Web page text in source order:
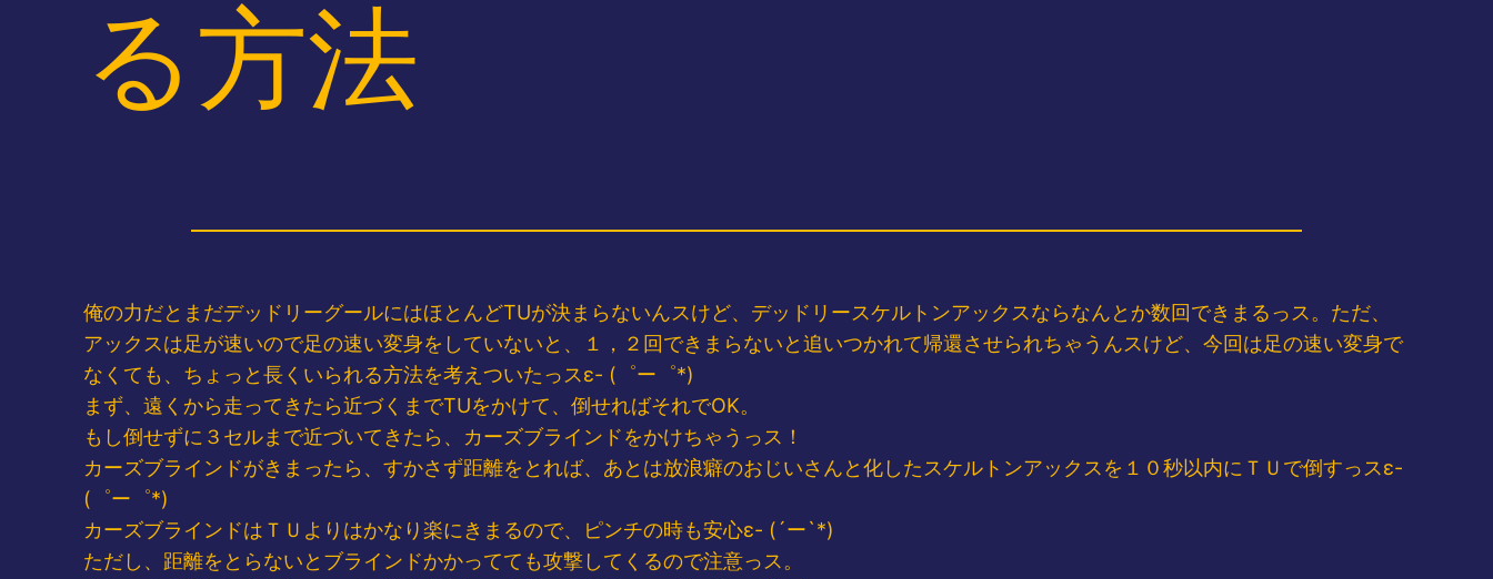
る方法
俺の力だとまだデッドリーグールにはほとんどTUが決まらないんスけど、デッドリースケルトンアックスならなんとか数回できまるっス。ただ、
アックスは足が速いので足の速い変身をしていないと、１，２回できまらないと追いつかれて帰還させられちゃうんスけど、今回は足の速い変身で
なくても、ちょっと長くいられる方法を考えついたっスε- (゜ー゜*)
まず、遠くから走ってきたら近づくまでTUをかけて、倒せればそれでOK。
もし倒せずに３セルまで近づいてきたら、カーズブラインドをかけちゃうっス！
カーズブラインドがきまったら、すかさず距離をとれば、あとは放浪癖のおじいさんと化したスケルトンアックスを１０秒以内にＴＵで倒すっスε-
(゜ー゜*)
カーズブラインドはＴＵよりはかなり楽にきまるので、ピンチの時も安心ε- (´ー`*)
ただし、距離をとらないとブラインドかかってても攻撃してくるので注意っス。